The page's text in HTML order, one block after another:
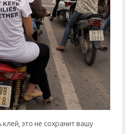
это не сохранит вашу